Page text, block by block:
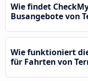
Wie findet
Busangebote von
Wie funktioniert
für Fahrten von